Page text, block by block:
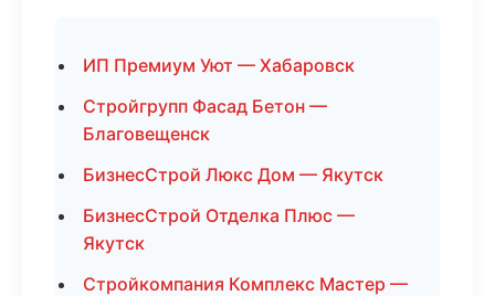
ИП Премиум Уют — Хабаровск
Стройгрупп Фасад Бетон —
Благовещенск
БизнесСтрой Люкс Дом — Якутск
БизнесСтрой Отделка Плюс —
Якутск
Стройкомпания Комплекс Мастер —